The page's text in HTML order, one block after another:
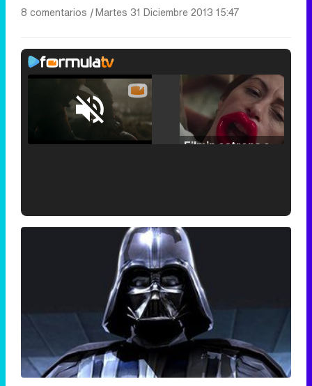
8 comentarios |Martes 31 Diciembre 2013 15:47
Unmute /
Loaded:
25.30%
'120 Minutos' celebra sus 2.000 programas en Telemadrid con un vídeo del día a día en la redacción